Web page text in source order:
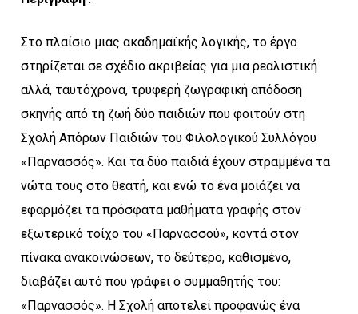
Στο πλαίσιο μιας ακαδημαϊκής λογικής, το έργο
στηρίζεται σε σχέδιο ακριβείας για μια ρεαλιστική
αλλά, ταυτόχρονα, τρυφερή ζωγραφική απόδοση
σκηνής από τη ζωή δύο παιδιών που φοιτούν στη
Σχολή Απόρων Παιδιών του Φιλολογικού Συλλόγου
«Παρνασσός». Και τα δύο παιδιά έχουν στραμμένα τα
νώτα τους στο θεατή, και ενώ το ένα μοιάζει να
εφαρμόζει τα πρόσφατα μαθήματα γραφής στον
εξωτερικό τοίχο του «Παρνασσού», κοντά στον
πίνακα ανακοινώσεων, το δεύτερο, καθισμένο,
διαβάζει αυτό που γράφει ο συμμαθητής του:
«Παρνασσός». Η Σχολή αποτελεί προφανώς ένα